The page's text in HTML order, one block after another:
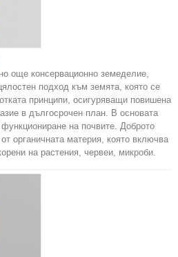
още консервационно земеделие,
подход към земята, която се
принципи, осигуряващи повишена
в дългосрочен план. В основата
на почвите. Доброто
органичната материя, която включва
на растения, червеи, микроби.